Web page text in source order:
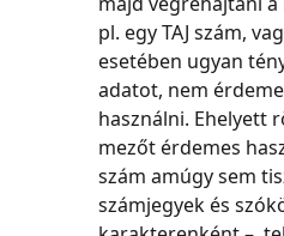
pl. egy TAJ szám,
esetében ugyan
adatot, nem
használni. Ehelyett
mezőt érdemes
szám amúgy sem
számjegyek és